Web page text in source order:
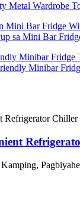
Metal Wardrobe
sa Mini Bar
Minibar